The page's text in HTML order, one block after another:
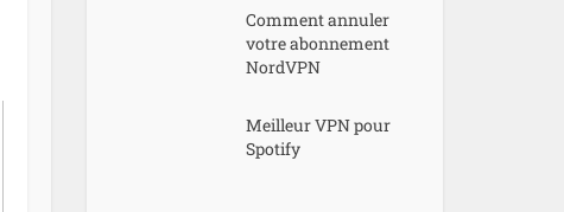
Comment annuler
votre abonnement
NordVPN
Meilleur VPN pour
Spotify